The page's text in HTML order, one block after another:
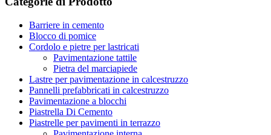
Barriere in cemento
Blocco di pomice
Cordolo e pietre per lastricati
Pavimentazione tattile
Pietra del marciapiede
Lastre per pavimentazione in calcestruzzo
Pannelli prefabbricati in calcestruzzo
Pavimentazione a blocchi
Piastrella Di Cemento
Piastrelle per pavimenti in terrazzo